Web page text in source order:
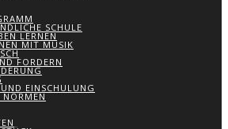
SCHULE
LERNEN
MIT MUSIK
FORDERN
EINSCHULUNG
NORMEN